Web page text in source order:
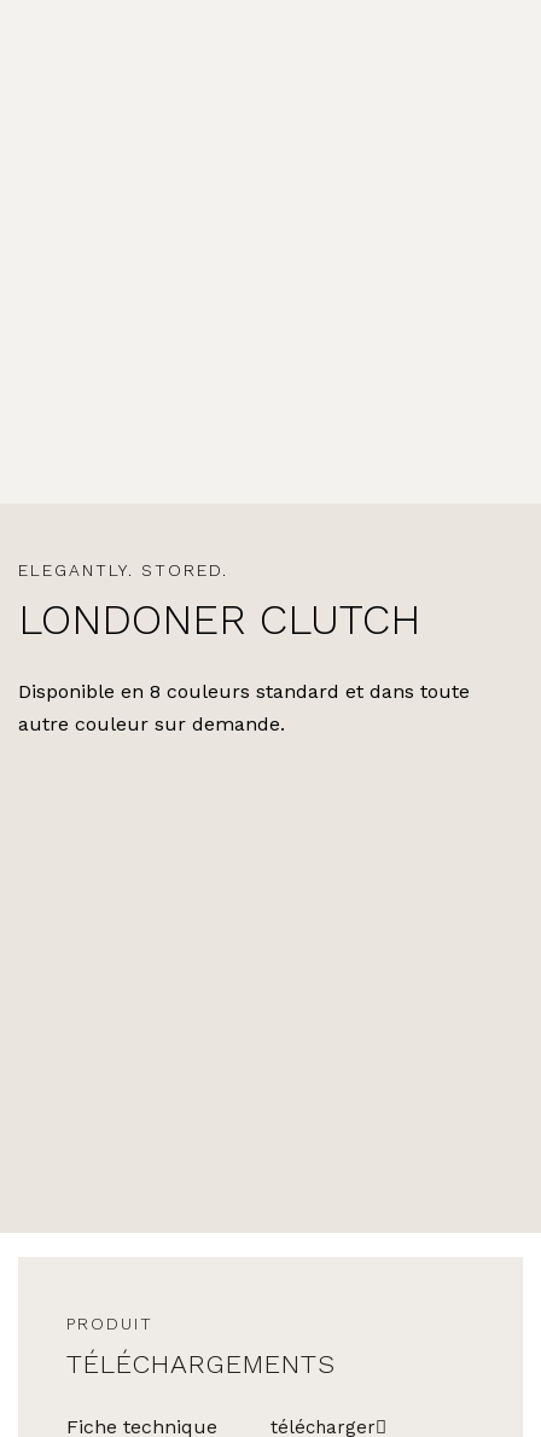
ELEGANTLY. STORED.
LONDONER CLUTCH
Disponible en 8 couleurs standard et dans toute
autre couleur sur demande.
PRODUIT
TÉLÉCHARGEMENTS
Fiche technique télécharger